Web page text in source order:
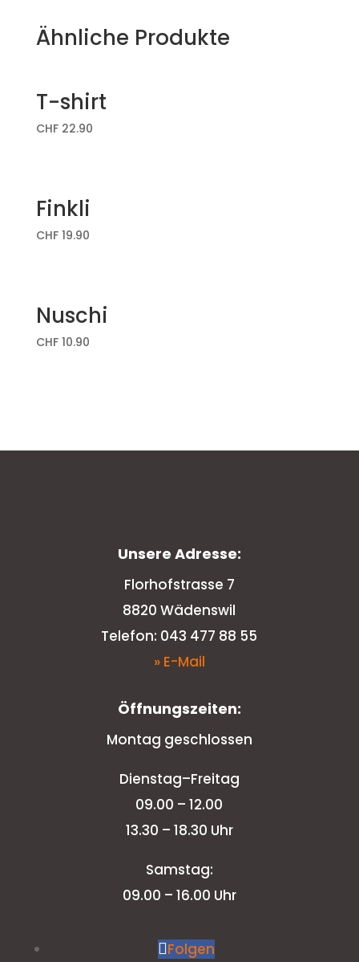
Ähnliche Produkte
T-shirt
CHF22.90
Finkli
CHF19.90
Nuschi
CHF10.90
Unsere Adresse:
Florhofstrasse 7
8820 Wädenswil
Telefon: 043 477 88 55
» E-Mail
Öffnungszeiten:
Montag geschlossen
Dienstag–Freitag
09.00 – 12.00
13.30 – 18.30 Uhr
Samstag:
09.00 – 16.00 Uhr
Folgen